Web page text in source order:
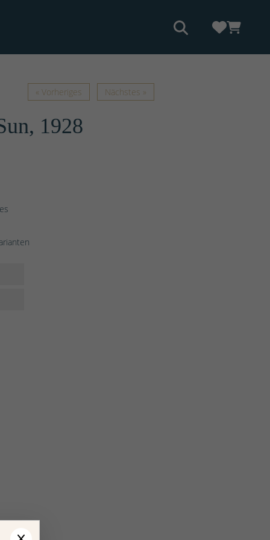
« Vorheriges Nächstes »
1928